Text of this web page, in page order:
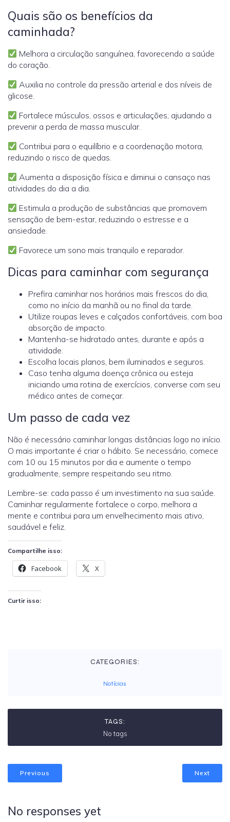
Quais são os benefícios da
caminhada?
Melhora a circulação sanguínea, favorecendo a saúde
do coração.
Auxilia no controle da pressão arterial e dos níveis de
glicose.
Fortalece músculos, ossos e articulações, ajudando a
prevenir a perda de massa muscular.
Contribui para o equilíbrio e a coordenação motora,
reduzindo o risco de quedas.
Aumenta a disposição física e diminui o cansaço nas
atividades do dia a dia.
Estimula a produção de substâncias que promovem
sensação de bem-estar, reduzindo o estresse e a
ansiedade.
Favorece um sono mais tranquilo e reparador.
Dicas para caminhar com segurança
Prefira caminhar nos horários mais frescos do dia,
como no início da manhã ou no final da tarde.
Utilize roupas leves e calçados confortáveis, com boa
absorção de impacto.
Mantenha-se hidratado antes, durante e após a
atividade.
Escolha locais planos, bem iluminados e seguros.
Caso tenha alguma doença crônica ou esteja
iniciando uma rotina de exercícios, converse com seu
médico antes de começar.
Um passo de cada vez
Não é necessário caminhar longas distâncias logo no início.
O mais importante é criar o hábito. Se necessário, comece
com 10 ou 15 minutos por dia e aumente o tempo
gradualmente, sempre respeitando seu ritmo.
Lembre-se: cada passo é um investimento na sua saúde.
Caminhar regularmente fortalece o corpo, melhora a
mente e contribui para um envelhecimento mais ativo,
saudável e feliz.
Compartilhe isso:
Facebook X
Curtir isso:
CATEGORIES:
Notícias
TAGS:
No tags
Previous Next
No responses yet